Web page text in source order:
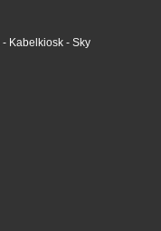
- Kabelkiosk - Sky